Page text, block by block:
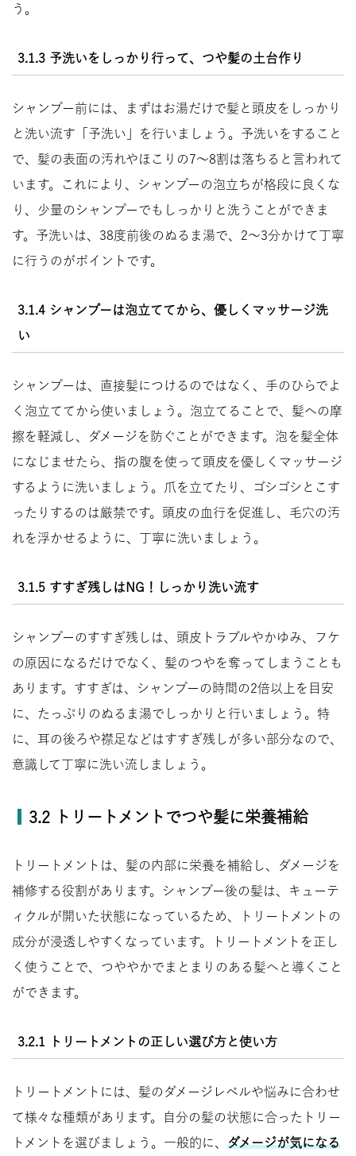
う。
3.1.3 予洗いをしっかり行って、つや髪の土台作り
シャンプー前には、まずはお湯だけで髪と頭皮をしっかり
と洗い流す「予洗い」を行いましょう。予洗いをすること
で、髪の表面の汚れやほこりの7～8割は落ちると言われて
います。これにより、シャンプーの泡立ちが格段に良くな
り、少量のシャンプーでもしっかりと洗うことができま
す。予洗いは、38度前後のぬるま湯で、2～3分かけて丁寧
に行うのがポイントです。
3.1.4 シャンプーは泡立ててから、優しくマッサージ洗
い
シャンプーは、直接髪につけるのではなく、手のひらでよ
く泡立ててから使いましょう。泡立てることで、髪への摩
擦を軽減し、ダメージを防ぐことができます。泡を髪全体
になじませたら、指の腹を使って頭皮を優しくマッサージ
するように洗いましょう。爪を立てたり、ゴシゴシとこす
ったりするのは厳禁です。頭皮の血行を促進し、毛穴の汚
れを浮かせるように、丁寧に洗いましょう。
3.1.5 すすぎ残しはNG！しっかり洗い流す
シャンプーのすすぎ残しは、頭皮トラブルやかゆみ、フケ
の原因になるだけでなく、髪のつやを奪ってしまうことも
あります。すすぎは、シャンプーの時間の2倍以上を目安
に、たっぷりのぬるま湯でしっかりと行いましょう。特
に、耳の後ろや襟足などはすすぎ残しが多い部分なので、
意識して丁寧に洗い流しましょう。
3.2 トリートメントでつや髪に栄養補給
トリートメントは、髪の内部に栄養を補給し、ダメージを
補修する役割があります。シャンプー後の髪は、キューテ
ィクルが開いた状態になっているため、トリートメントの
成分が浸透しやすくなっています。トリートメントを正し
く使うことで、つややかでまとまりのある髪へと導くこと
ができます。
3.2.1 トリートメントの正しい選び方と使い方
トリートメントには、髪のダメージレベルや悩みに合わせ
て様々な種類があります。自分の髪の状態に合ったトリー
トメントを選びましょう。一般的に、 ダメージが気になる